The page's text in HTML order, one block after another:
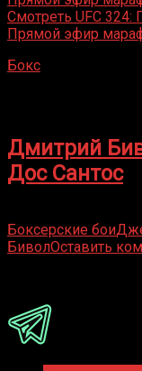
Смотреть UFC 324:
Прямой эфир
Бокс
Дмитрий
Дос Сантос
Боксерские бои
БиволОставить